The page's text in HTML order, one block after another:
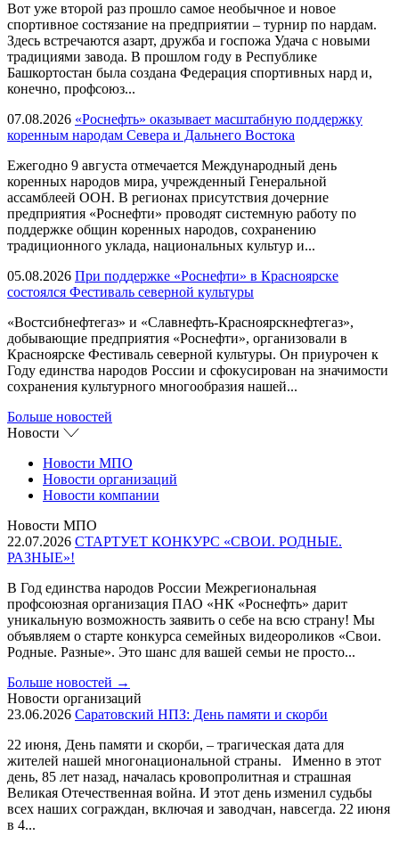
Вот уже второй раз прошло самое необычное и новое
спортивное состязание на предприятии – турнир по нардам.
Здесь встречаются азарт, дружба и госпожа Удача с новыми
традициями завода. В прошлом году в Республике
Башкортостан была создана Федерация спортивных нард и,
конечно, профсоюз...
07.08.2026 «Роснефть» оказывает масштабную поддержку
коренным народам Севера и Дальнего Востока
Ежегодно 9 августа отмечается Международный день
коренных народов мира, учрежденный Генеральной
ассамблеей ООН. В регионах присутствия дочерние
предприятия «Роснефти» проводят системную работу по
поддержке общин коренных народов, сохранению
традиционного уклада, национальных культур и...
05.08.2026 При поддержке «Роснефти» в Красноярске
состоялся Фестиваль северной культуры
«Востсибнефтегаз» и «Славнефть-Красноярскнефтегаз»,
добывающие предприятия «Роснефти», организовали в
Красноярске Фестиваль северной культуры. Он приурочен к
Году единства народов России и сфокусирован на значимости
сохранения культурного многообразия нашей...
Больше новостей
Новости
Новости МПО
Новости организаций
Новости компании
Новости МПО
22.07.2026 СТАРТУЕТ КОНКУРС «СВОИ. РОДНЫЕ.
РАЗНЫЕ»!
В Год единства народов России Межрегиональная
профсоюзная организация ПАО «НК «Роснефть» дарит
уникальную возможность заявить о себе на всю страну! Мы
объявляем о старте конкурса семейных видеороликов «Свои.
Родные. Разные». Это шанс для вашей семьи не просто...
Больше новостей →
Новости организаций
23.06.2026 Саратовский НПЗ: День памяти и скорби
22 июня, День памяти и скорби, – трагическая дата для
жителей нашей многонациональной страны. Именно в этот
день, 85 лет назад, началась кровопролитная и страшная
Великая Отечественная война. И этот день изменил судьбы
всех наших сограждан, включая и заводчан, навсегда. 22 июня
в 4...